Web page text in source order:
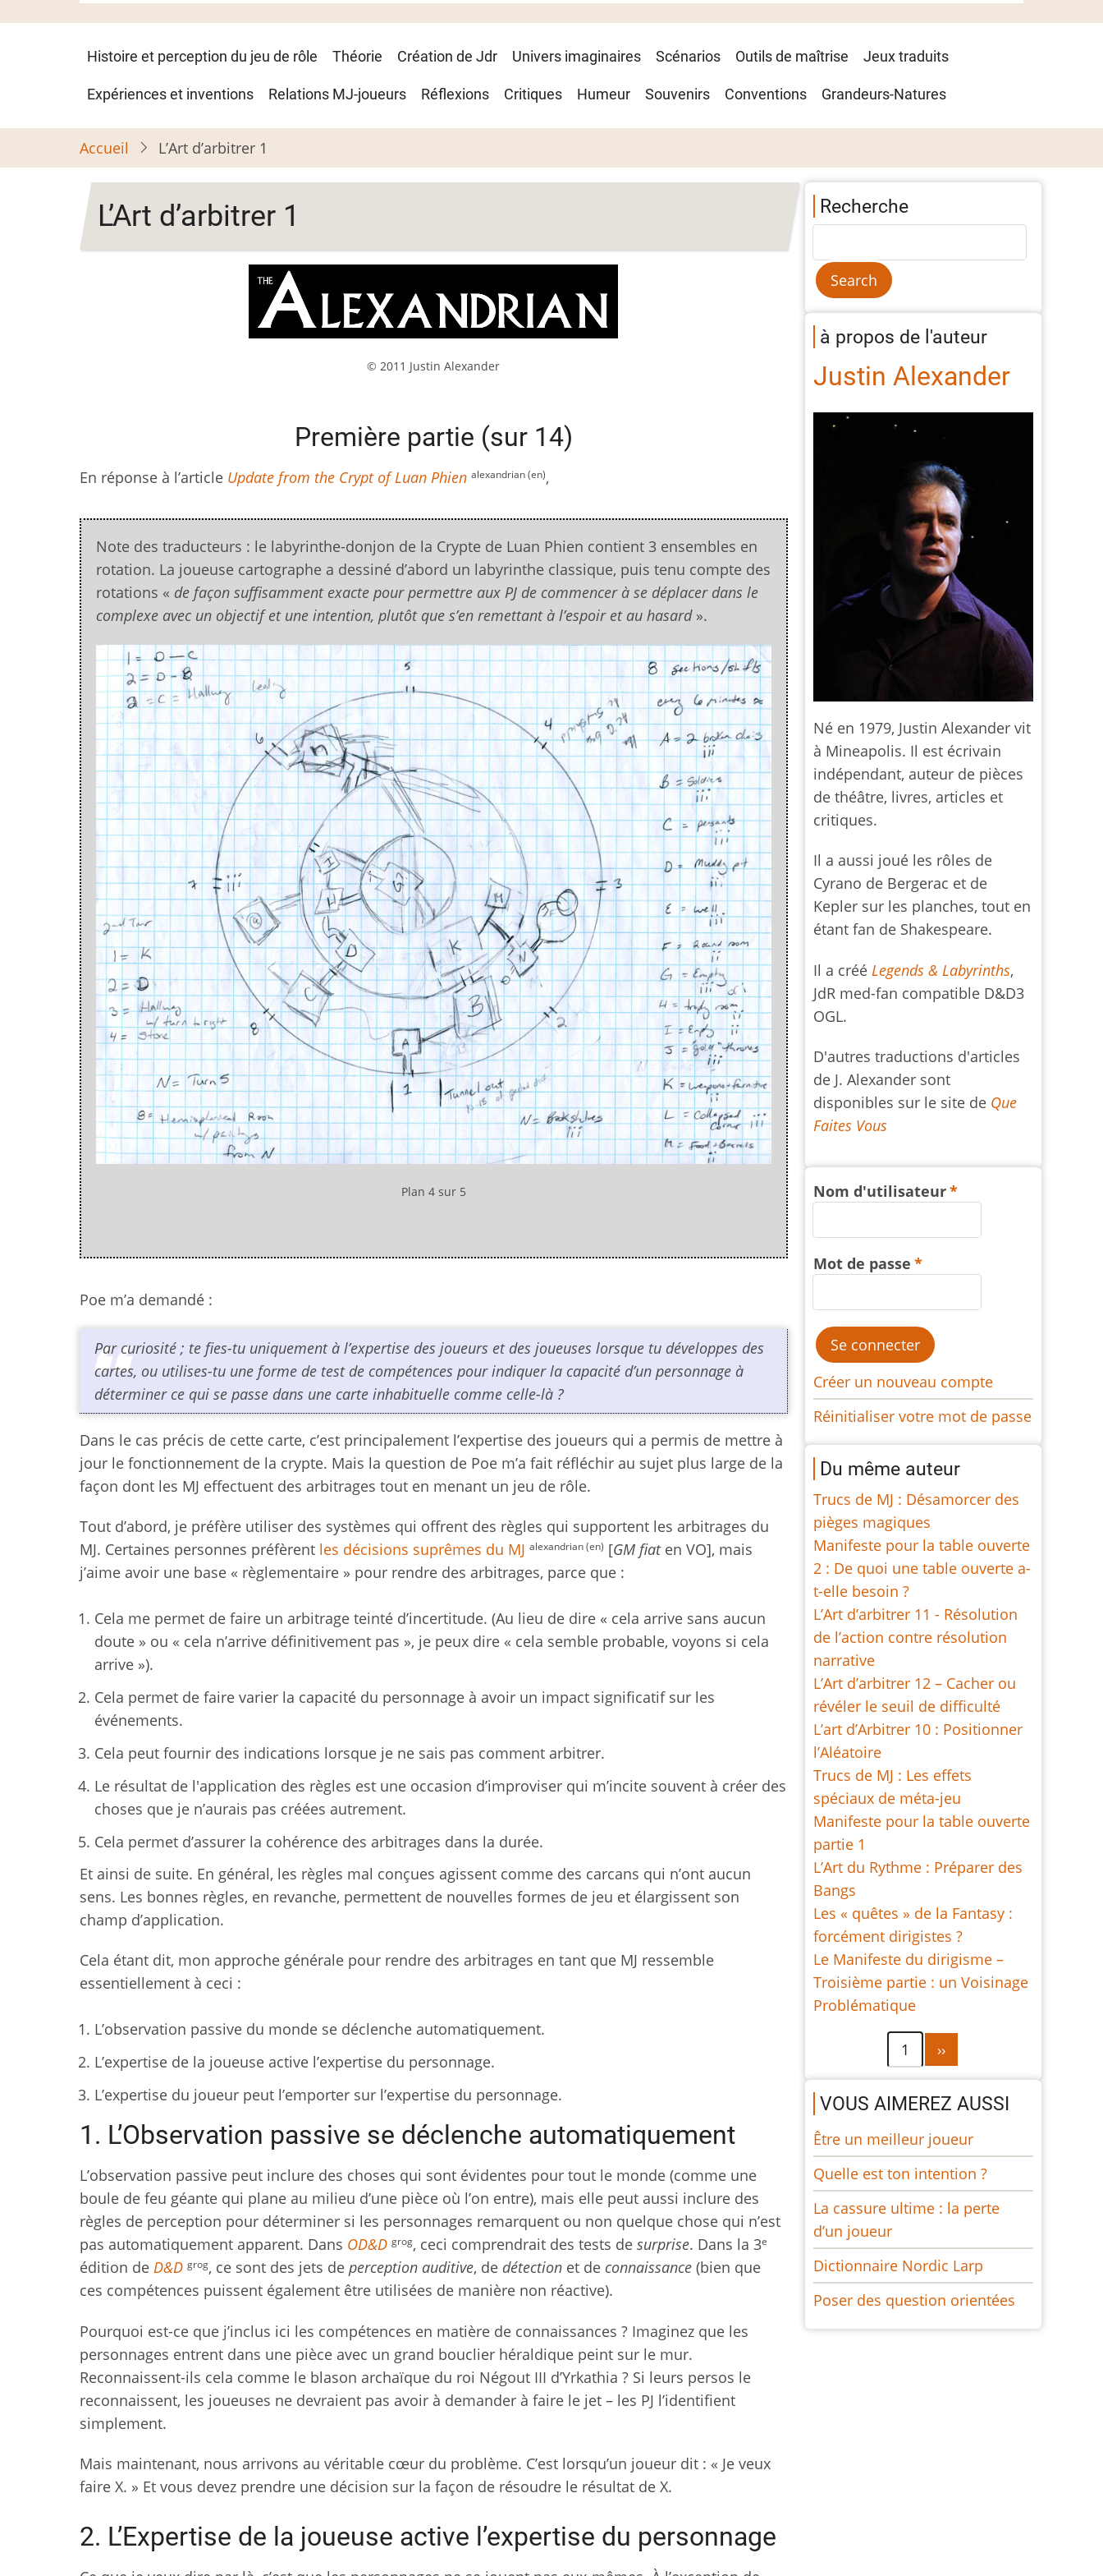
Navigation
principale
Histoire et perception du jeu de rôle Théorie Création de Jdr Univers imaginaires Scénarios Outils de maîtrise Jeux traduits
Expériences et inventions Relations MJ-joueurs Réflexions Critiques Humeur Souvenirs Conventions Grandeurs-Natures
Accueil L’Art d’arbitrer 1
L’Art d’arbitrer 1
© 2011 Justin Alexander
Première partie (sur 14)
En réponse à l’article Update from the Crypt of Luan Phien alexandrian (en),
Note des traducteurs : le labyrinthe-donjon de la Crypte de Luan Phien contient 3 ensembles en
rotation. La joueuse cartographe a dessiné d’abord un labyrinthe classique, puis tenu compte des
rotations « de façon suffisamment exacte pour permettre aux PJ de commencer à se déplacer dans le
complexe avec un objectif et une intention, plutôt que s’en remettant à l’espoir et au hasard».
Plan 4 sur 5
Poe m’a demandé :
Par curiosité ; te fies-tu uniquement à l’expertise des joueurs et des joueuses lorsque tu développes des
cartes, ou utilises-tu une forme de test de compétences pour indiquer la capacité d’un personnage à
déterminer ce qui se passe dans une carte inhabituelle comme celle-là ?
Dans le cas précis de cette carte, c’est principalement l’expertise des joueurs qui a permis de mettre à
jour le fonctionnement de la crypte. Mais la question de Poe m’a fait réfléchir au sujet plus large de la
façon dont les MJ effectuent des arbitrages tout en menant un jeu de rôle.
Tout d’abord, je préfère utiliser des systèmes qui offrent des règles qui supportent les arbitrages du
MJ. Certaines personnes préfèrent les décisions suprêmes du MJ alexandrian (en) [GM fiaten VO], mais
j’aime avoir une base « règlementaire » pour rendre des arbitrages, parce que :
Cela me permet de faire un arbitrage teinté d’incertitude. (Au lieu de dire « cela arrive sans aucun
doute » ou « cela n’arrive définitivement pas », je peux dire « cela semble probable, voyons si cela
arrive »).
Cela permet de faire varier la capacité du personnage à avoir un impact significatif sur les
événements.
Cela peut fournir des indications lorsque je ne sais pas comment arbitrer.
Le résultat de l'application des règles est une occasion d’improviser qui m’incite souvent à créer des
choses que je n’aurais pas créées autrement.
Cela permet d’assurer la cohérence des arbitrages dans la durée.
Et ainsi de suite. En général, les règles mal conçues agissent comme des carcans qui n’ont aucun
sens. Les bonnes règles, en revanche, permettent de nouvelles formes de jeu et élargissent son
champ d’application.
Cela étant dit, mon approche générale pour rendre des arbitrages en tant que MJ ressemble
essentiellement à ceci :
L’observation passive du monde se déclenche automatiquement.
L’expertise de la joueuse active l’expertise du personnage.
L’expertise du joueur peut l’emporter sur l’expertise du personnage.
1. L’Observation passive se déclenche automatiquement
L’observation passive peut inclure des choses qui sont évidentes pour tout le monde (comme une
boule de feu géante qui plane au milieu d’une pièce où l’on entre), mais elle peut aussi inclure des
règles de perception pour déterminer si les personnages remarquent ou non quelque chose qui n’est
pas automatiquement apparent. Dans OD&D grog, ceci comprendrait des tests de surprise. Dans la 3e
édition de D&D grog, ce sont des jets de perception auditive, de détection et de connaissance (bien que
ces compétences puissent également être utilisées de manière non réactive).
Pourquoi est-ce que j’inclus ici les compétences en matière de connaissances ? Imaginez que les
personnages entrent dans une pièce avec un grand bouclier héraldique peint sur le mur.
Reconnaissent-ils cela comme le blason archaïque du roi Négout III d’Yrkathia ? Si leurs persos le
reconnaissent, les joueuses ne devraient pas avoir à demander à faire le jet – les PJ l’identifient
simplement.
Mais maintenant, nous arrivons au véritable cœur du problème. C’est lorsqu’un joueur dit : « Je veux
faire X. » Et vous devez prendre une décision sur la façon de résoudre le résultat de X.
2. L’Expertise de la joueuse active l’expertise du personnage
Recherche
à propos de l'auteur
Justin Alexander
Né en 1979, Justin Alexander vit
à Mineapolis. Il est écrivain
indépendant, auteur de pièces
de théâtre, livres, articles et
critiques.
Il a aussi joué les rôles de
Cyrano de Bergerac et de
Kepler sur les planches, tout en
étant fan de Shakespeare.
Il a créé Legends & Labyrinths,
JdR med-fan compatible D&D3
OGL.
D'autres traductions d'articles
de J. Alexander sont
disponibles sur le site de Que
Faites Vous
Nom d'utilisateur
Mot de passe
Créer un nouveau compte
Réinitialiser votre mot de passe
Du même auteur
Trucs de MJ : Désamorcer des
pièges magiques
Manifeste pour la table ouverte
2 : De quoi une table ouverte a-
t-elle besoin ?
L’Art d’arbitrer 11 - Résolution
de l’action contre résolution
narrative
L’Art d’arbitrer 12 – Cacher ou
révéler le seuil de difficulté
L’art d’Arbitrer 10 : Positionner
l’Aléatoire
Trucs de MJ : Les effets
spéciaux de méta-jeu
Manifeste pour la table ouverte
partie 1
L’Art du Rythme : Préparer des
Bangs
Les « quêtes » de la Fantasy :
forcément dirigistes ?
Le Manifeste du dirigisme –
Troisième partie : un Voisinage
Problématique
Pagination1
Page
suivante
››
VOUS AIMEREZ AUSSI
Être un meilleur joueur
Quelle est ton intention ?
La cassure ultime : la perte
d’un joueur
Dictionnaire Nordic Larp
Poser des question orientées